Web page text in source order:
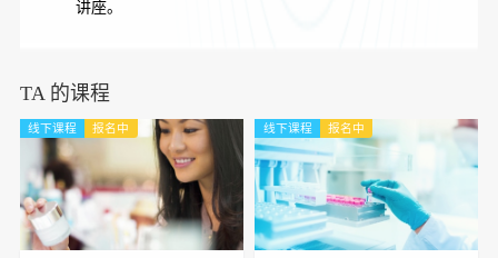
讲座。
TA 的课程
线下课程 报名中 线下课程 报名中